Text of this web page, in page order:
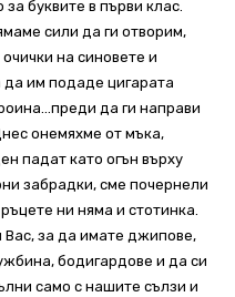
буквите в първи клас.
сили да ги отворим,
на синовете и
им подаде цигарата
да ги направи
онемяхме от мъка,
падат като огън върху
забрадки, сме почернели
ни няма и стотинка.
Вас, за да имате джипове,
бодигардове и да си
само с нашите сълзи и